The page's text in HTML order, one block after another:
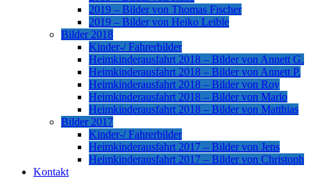
2019 – Bilder von Thomas Fischer
2019 – Bilder von Heiko Leible
Bilder 2018
Kinder-/ Fahrerbilder
Heimkinderausfahrt 2018 – Bilder von Annett G.
Heimkinderausfahrt 2018 – Bilder von Annett P.
Heimkinderausfahrt 2018 – Bilder von Roy
Heimkinderausfahrt 2018 – Bilder von Mario
Heimkinderausfahrt 2018 – Bilder von Matthias
Bilder 2017
Kinder-/ Fahrerbilder
Heimkinderausfahrt 2017 – Bilder von Jens
Heimkinderausfahrt 2017 – Bilder von Christoph
Kontakt